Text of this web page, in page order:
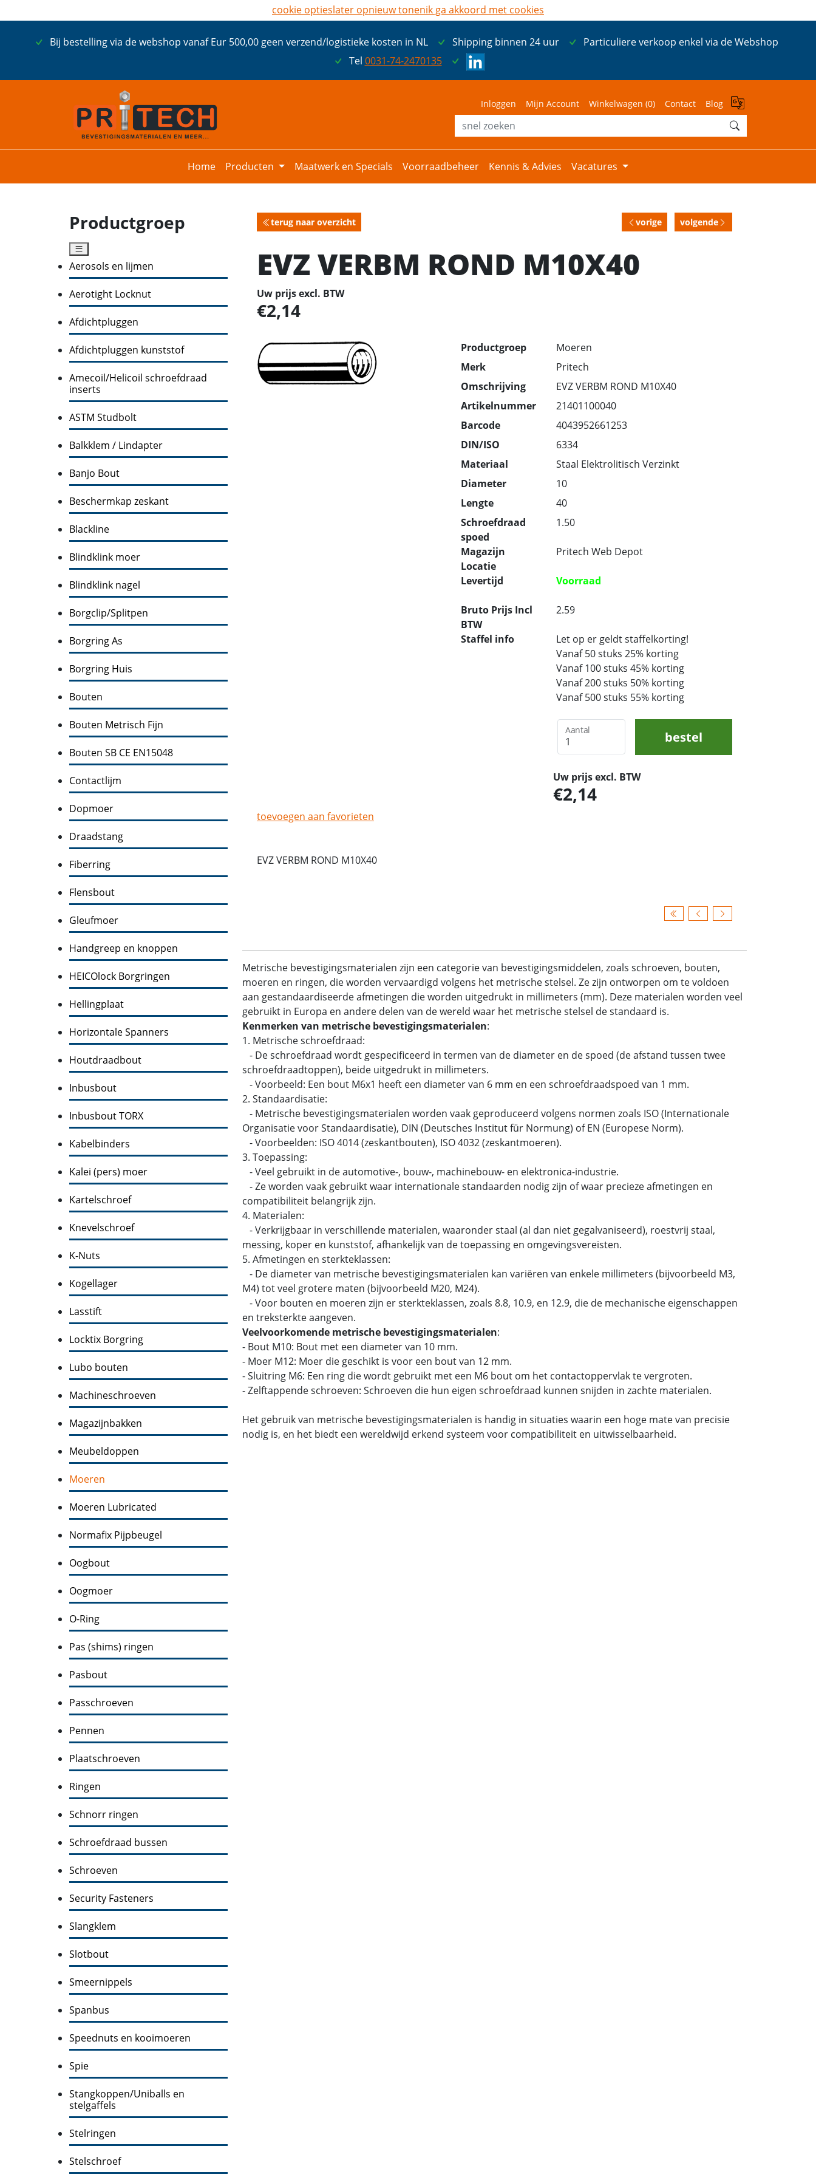
Bij bestelling via de webshop vanaf Eur 500,00 geen verzend/logistieke kosten in NL Shipping binnen 24 uur
Particuliere verkoop enkel via de Webshop
Tel 0031-74-2470135
Inloggen Mijn Account Winkelwagen (0) Contact Blog
Home Producten Maatwerk en Specials Voorraadbeheer Kennis & Advies Vacatures
Productgroep
Aerosols en lijmen
Aerotight Locknut
Afdichtpluggen
Afdichtpluggen kunststof
Amecoil/Helicoil schroefdraad
inserts
ASTM Studbolt
Balkklem / Lindapter
Banjo Bout
Beschermkap zeskant
Blackline
Blindklink moer
Blindklink nagel
Borgclip/Splitpen
Borgring As
Borgring Huis
Bouten
Bouten Metrisch Fijn
Bouten SB CE EN15048
Contactlijm
Dopmoer
Draadstang
Fiberring
Flensbout
Gleufmoer
Handgreep en knoppen
HEICOlock Borgringen
Hellingplaat
Horizontale Spanners
Houtdraadbout
Inbusbout
Inbusbout TORX
Kabelbinders
Kalei (pers) moer
Kartelschroef
Knevelschroef
K-Nuts
Kogellager
Lasstift
Locktix Borgring
Lubo bouten
Machineschroeven
Magazijnbakken
Meubeldoppen
Moeren
Moeren Lubricated
Normafix Pijpbeugel
Oogbout
Oogmoer
O-Ring
Pas (shims) ringen
Pasbout
Passchroeven
Pennen
Plaatschroeven
Ringen
Schnorr ringen
Schroefdraad bussen
Schroeven
Security Fasteners
Slangklem
Slotbout
Smeernippels
Spanbus
Speednuts en kooimoeren
Spie
Stangkoppen/Uniballs en
stelgaffels
Stelringen
Stelschroef
terug naar overzicht vorige volgende
EVZ VERBM ROND M10X40
Uw prijs excl. BTW
2,14
Productgroep
Moeren
Merk
Pritech
Omschrijving
EVZ VERBM ROND M10X40
Artikelnummer
21401100040
Barcode
4043952661253
DIN/ISO
6334
Materiaal
Staal Elektrolitisch Verzinkt
Diameter
10
Lengte
40
Schroefdraad
spoed
1.50
Magazijn
Locatie
Pritech Web Depot
Levertijd Voorraad
Bruto Prijs Incl
BTW
2.59
Staffel info
Let op er geldt staffelkorting!
Vanaf 50 stuks 25% korting
Vanaf 100 stuks 45% korting
Vanaf 200 stuks 50% korting
Vanaf 500 stuks 55% korting
Aantal bestel
Uw prijs excl. BTW
2,14
toevoegen aan favorieten
EVZ VERBM ROND M10X40
Metrische bevestigingsmaterialen zijn een categorie van bevestigingsmiddelen, zoals schroeven, bouten,
moeren en ringen, die worden vervaardigd volgens het metrische stelsel. Ze zijn ontworpen om te voldoen
aan gestandaardiseerde afmetingen die worden uitgedrukt in millimeters (mm). Deze materialen worden veel
gebruikt in Europa en andere delen van de wereld waar het metrische stelsel de standaard is.
Kenmerken van metrische bevestigingsmaterialen:
1. Metrische schroefdraad:
- De schroefdraad wordt gespecificeerd in termen van de diameter en de spoed (de afstand tussen twee
schroefdraadtoppen), beide uitgedrukt in millimeters.
- Voorbeeld: Een bout M6x1 heeft een diameter van 6 mm en een schroefdraadspoed van 1 mm.
2. Standaardisatie:
- Metrische bevestigingsmaterialen worden vaak geproduceerd volgens normen zoals ISO (Internationale
Organisatie voor Standaardisatie), DIN (Deutsches Institut für Normung) of EN (Europese Norm).
- Voorbeelden: ISO 4014 (zeskantbouten), ISO 4032 (zeskantmoeren).
3. Toepassing:
- Veel gebruikt in de automotive-, bouw-, machinebouw- en elektronica-industrie.
- Ze worden vaak gebruikt waar internationale standaarden nodig zijn of waar precieze afmetingen en
compatibiliteit belangrijk zijn.
4. Materialen:
- Verkrijgbaar in verschillende materialen, waaronder staal (al dan niet gegalvaniseerd), roestvrij staal,
messing, koper en kunststof, afhankelijk van de toepassing en omgevingsvereisten.
5. Afmetingen en sterkteklassen:
- De diameter van metrische bevestigingsmaterialen kan variëren van enkele millimeters (bijvoorbeeld M3,
M4) tot veel grotere maten (bijvoorbeeld M20, M24).
- Voor bouten en moeren zijn er sterkteklassen, zoals 8.8, 10.9, en 12.9, die de mechanische eigenschappen
en treksterkte aangeven.
Veelvoorkomende metrische bevestigingsmaterialen:
- Bout M10: Bout met een diameter van 10 mm.
- Moer M12: Moer die geschikt is voor een bout van 12 mm.
- Sluitring M6: Een ring die wordt gebruikt met een M6 bout om het contactoppervlak te vergroten.
- Zelftappende schroeven: Schroeven die hun eigen schroefdraad kunnen snijden in zachte materialen.
Het gebruik van metrische bevestigingsmaterialen is handig in situaties waarin een hoge mate van precisie
nodig is, en het biedt een wereldwijd erkend systeem voor compatibiliteit en uitwisselbaarheid.
cookie optieslater opnieuw tonenik ga akkoord met cookies